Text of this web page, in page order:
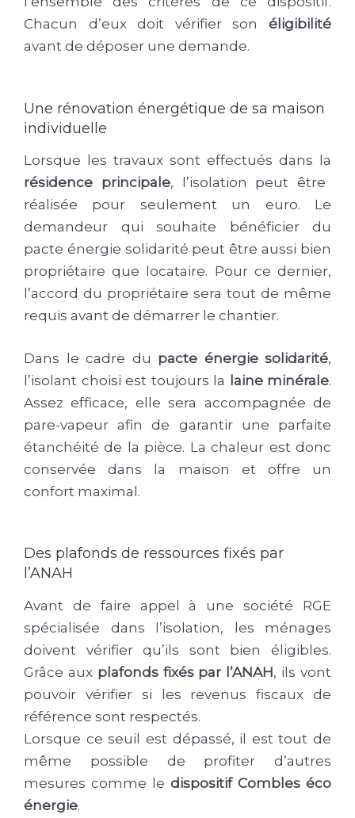
Chacun d’eux doit vérifier son
éligibilité
avant de déposer une demande.
Une rénovation énergétique de sa maison
individuelle
Lorsque les travaux sont effectués dans la
résidence principale, l’isolation peut être
réalisée pour seulement un euro. Le
demandeur qui souhaite bénéficier du
pacte énergie solidarité peut être aussi bien
propriétaire que locataire. Pour ce dernier,
l’accord du propriétaire sera tout de même
requis avant de démarrer le chantier.
Dans le cadre du pacte énergie solidarité,
l’isolant choisi est toujours la laine minérale.
Assez efficace, elle sera accompagnée de
pare-vapeur afin de garantir une parfaite
étanchéité de la pièce. La chaleur est donc
conservée dans la maison et offre un
confort maximal.
Des plafonds de ressources fixés par
l’ANAH
Avant de faire appel à une société RGE
spécialisée dans l’isolation, les ménages
doivent vérifier qu’ils sont bien éligibles.
Grâce aux plafonds fixés par l’ANAH, ils vont
pouvoir vérifier si les revenus fiscaux de
référence sont respectés.
Lorsque ce seuil est dépassé, il est tout de
même possible de profiter d’autres
mesures comme le dispositif Combles éco
énergie.